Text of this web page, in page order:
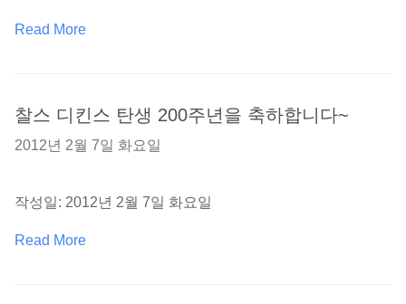
Read More
찰스 디킨스 탄생 200주년을 축하합니다~
2012년 2월 7일 화요일
작성일: 2012년 2월 7일 화요일
Read More